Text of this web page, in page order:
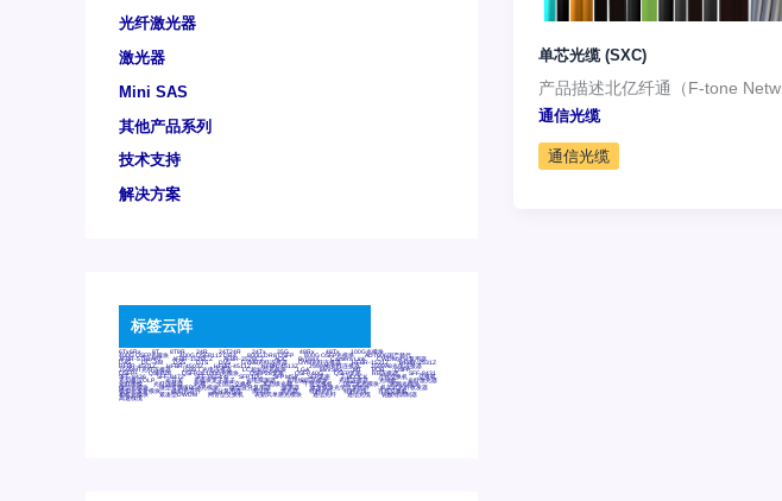
光纤激光器
激光器
Mini SAS
其他产品系列
技术支持
解决方案
标签云阵
6Tx6Rx 8T 8T8R 24R 24T24R 24Tx 25G 48Rx 48Tx 100G光模块
400G OSFP光模块 400G QSFP112 DR4 800G DR8 OSFP 800G OSFP光模块 AD7606国产替代
AFBR-57B4APZ AFBR-1528CZ AFBR-2528CZ AOC Bypass Camera Link CWDM波分复用器
DAS DC~4M DSS DTS DVS GYMB光纤连接器 GYM光纤连接器 HFBR-1531Z HFBR-2531Z
HFBR-4501Z HFBR-4503Z HFBR-4511Z HFBR-4513Z J599A6光纤连接器 J599A8光电连接器
J599MT光纤连接器 J599Ⅰ光电连接器 LC超短型光模块 LGA Mini SAS MT POB QSFP
QSFP+ QSFP28 QSFP28 100G光模块 QSFP28笼座 QSFP 40G QSFP笼座 RP连接器 SFF-8431
SFF-8436 SFF-8472 SFF-8654 4i SFP 10G SFP MSA SFP笼座 Z-BLOCK 万兆交换机 交换机
光切换仪OLP 光开关 光模块笼子座子 光电探测器 光电编码器模块 光电连接器 光端机 光纤激光器
光纤跳线 光纤连接器 光耦 全国产交换机 军品级光耦 千兆交换机 国产化光模块 射频光模块
微型光模块 微型可插拔BGA光模块 微型波分复用器 探测器 收发模块光学引擎组件 机架式光纤收发器
模拟光发射模块 模拟光器件 波分复用器 测试版 激光器 特种光纤 特种光缆 百兆交换机
相机光模块 紧凑型DWDM 网管型交换机 表贴式单路光模块 通信光纤 通信光缆 铌酸锂调制器
高速线缆
单芯光缆 (SXC)
产品描述北亿纤通（F-tone Netw
通信光缆
通信光缆